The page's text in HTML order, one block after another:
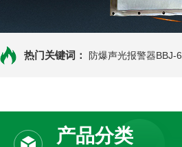
热门关键词： 防爆声光报警器BBJ-6
产品分类